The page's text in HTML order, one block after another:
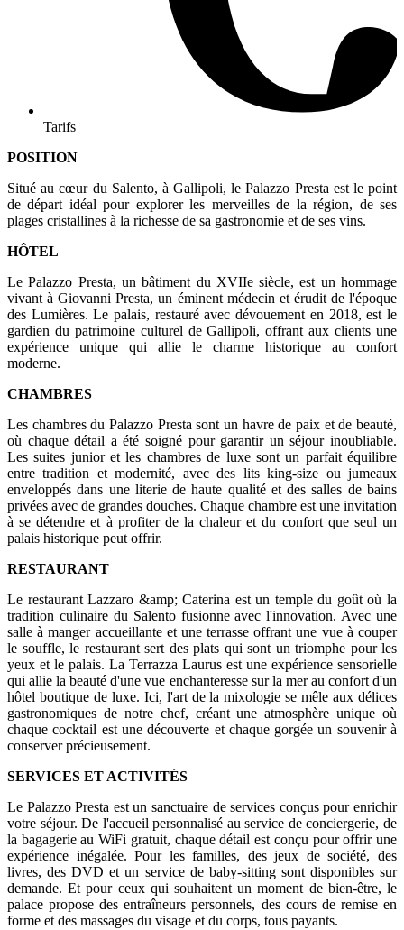
Tarifs
POSITION
Situé au cœur du Salento, à Gallipoli, le Palazzo Presta est le point
de départ idéal pour explorer les merveilles de la région, de ses
plages cristallines à la richesse de sa gastronomie et de ses vins.
HÔTEL
Le Palazzo Presta, un bâtiment du XVIIe siècle, est un hommage
vivant à Giovanni Presta, un éminent médecin et érudit de l'époque
des Lumières. Le palais, restauré avec dévouement en 2018, est le
gardien du patrimoine culturel de Gallipoli, offrant aux clients une
expérience unique qui allie le charme historique au confort
moderne.
CHAMBRES
Les chambres du Palazzo Presta sont un havre de paix et de beauté,
où chaque détail a été soigné pour garantir un séjour inoubliable.
Les suites junior et les chambres de luxe sont un parfait équilibre
entre tradition et modernité, avec des lits king-size ou jumeaux
enveloppés dans une literie de haute qualité et des salles de bains
privées avec de grandes douches. Chaque chambre est une invitation
à se détendre et à profiter de la chaleur et du confort que seul un
palais historique peut offrir.
RESTAURANT
Le restaurant Lazzaro &amp; Caterina est un temple du goût où la
tradition culinaire du Salento fusionne avec l'innovation. Avec une
salle à manger accueillante et une terrasse offrant une vue à couper
le souffle, le restaurant sert des plats qui sont un triomphe pour les
yeux et le palais. La Terrazza Laurus est une expérience sensorielle
qui allie la beauté d'une vue enchanteresse sur la mer au confort d'un
hôtel boutique de luxe. Ici, l'art de la mixologie se mêle aux délices
gastronomiques de notre chef, créant une atmosphère unique où
chaque cocktail est une découverte et chaque gorgée un souvenir à
conserver précieusement.
SERVICES ET ACTIVITÉS
Le Palazzo Presta est un sanctuaire de services conçus pour enrichir
votre séjour. De l'accueil personnalisé au service de conciergerie, de
la bagagerie au WiFi gratuit, chaque détail est conçu pour offrir une
expérience inégalée. Pour les familles, des jeux de société, des
livres, des DVD et un service de baby-sitting sont disponibles sur
demande. Et pour ceux qui souhaitent un moment de bien-être, le
palace propose des entraîneurs personnels, des cours de remise en
forme et des massages du visage et du corps, tous payants.